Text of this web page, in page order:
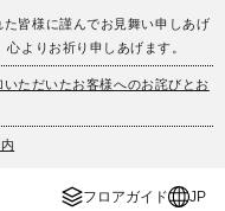
皆様に謹んでお見舞い申しあげ
よりお祈り申しあげます。
ただいたお客様へのお詫びとお
フロアガイド JP